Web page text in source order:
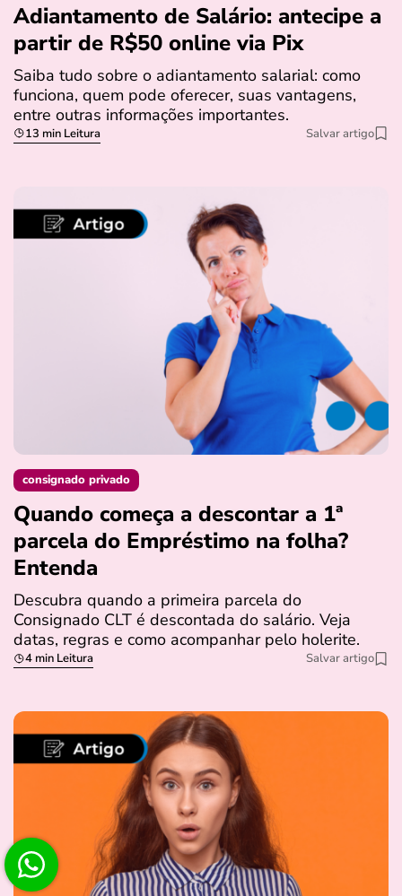
Adiantamento de Salário: antecipe a
partir de R$50 online via Pix
Saiba tudo sobre o adiantamento salarial: como
funciona, quem pode oferecer, suas vantagens,
entre outras informações importantes.
13 min Leitura Salvar artigo
consignado privado
Quando começa a descontar a 1ª
parcela do Empréstimo na folha?
Entenda
Descubra quando a primeira parcela do
Consignado CLT é descontada do salário. Veja
datas, regras e como acompanhar pelo holerite.
4 min Leitura Salvar artigo